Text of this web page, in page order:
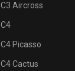
C3 Aircross
C4
C4 Picasso
C4 Cactus